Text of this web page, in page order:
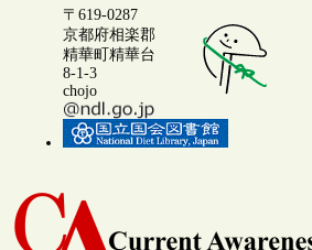
〒619-0287
京都府相楽郡
精華町精華台
8-1-3
chojo